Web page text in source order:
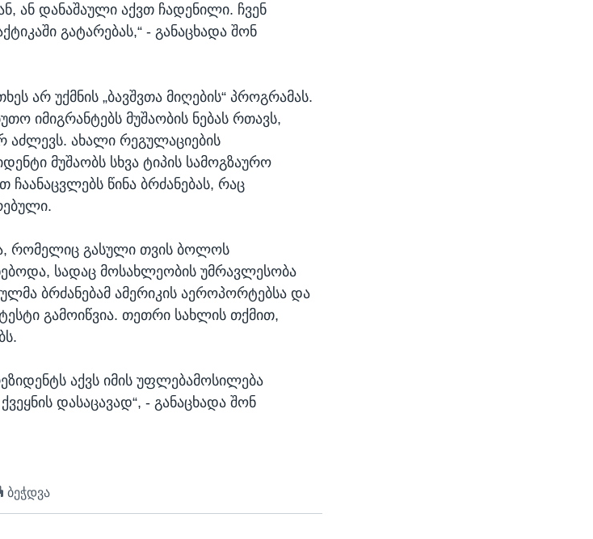
ან დანაშაული აქვთ ჩადენილი. ჩვენ
გატარებას,“ - განაცხადა შონ
არ უქმნის „ბავშვთა მიღების“ პროგრამას.
იმიგრანტებს მუშაობის ნებას რთავს,
აძლევს. ახალი რეგულაციების
მუშაობს სხვა ტიპის სამოგზაურო
წინა ბრძანებას, რაც
რომელიც გასული თვის ბოლოს
სადაც მოსახლეობის უმრავლესობა
ბრძანებამ ამერიკის აეროპორტებსა და
გამოიწვია. თეთრი სახლის თქმით,
აქვს იმის უფლებამოსილება
დასაცავად“, - განაცხადა შონ
ბეჭდვა